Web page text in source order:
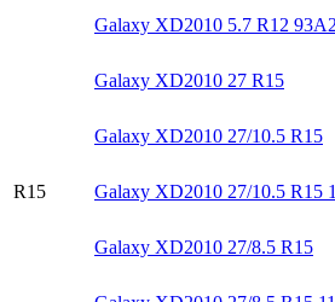
Galaxy XD2010 5.7 R12 93A2
R15
Galaxy XD2010 27 R15
Galaxy XD2010 27/10.5 R15
Galaxy XD2010 27/10.5 R15
Galaxy XD2010 27/8.5 R15